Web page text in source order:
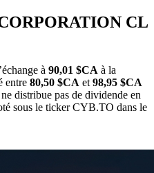
CL
à 90,01 $CA à la
entre 80,50 $CA et 98,95 $CA
distribue pas de dividende en
sous le tickerCYB.TO dans le